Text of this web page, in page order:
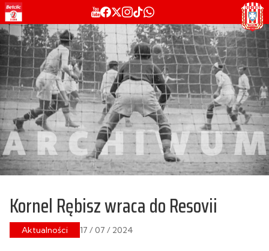
Kornel Rębisz wraca do Resovii
Aktualności 17 / 07 / 2024